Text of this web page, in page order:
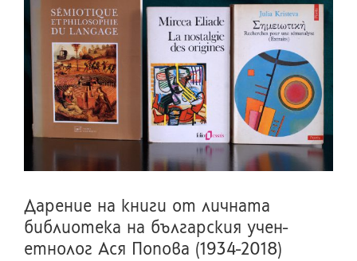
Дарение на книги от личната
библиотека на българския учен-
етнолог Ася Попова (1934-2018)